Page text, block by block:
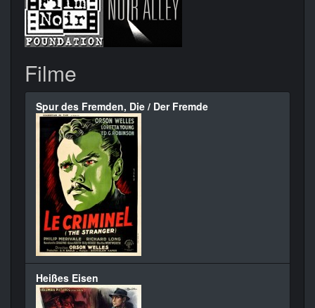
Filme
Spur des Fremden, Die / Der Fremde
Heißes Eisen